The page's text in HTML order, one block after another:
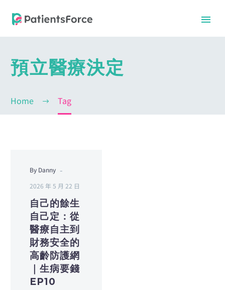
中文
中文
預立醫療決定
Home Tag
By Danny -
2026 年 5 月 22 日
自己的餘生
自己定：從
醫療自主到
財務安全的
高齡防護網
｜生病要錢
EP10